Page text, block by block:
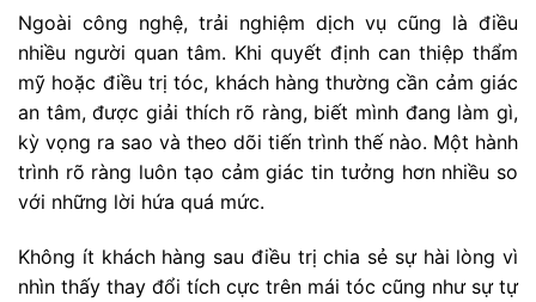
Ngoài công nghệ, trải nghiệm dịch vụ cũng là điều
nhiều người quan tâm. Khi quyết định can thiệp thẩm
mỹ hoặc điều trị tóc, khách hàng thường cần cảm giác
an tâm, được giải thích rõ ràng, biết mình đang làm gì,
kỳ vọng ra sao và theo dõi tiến trình thế nào. Một hành
trình rõ ràng luôn tạo cảm giác tin tưởng hơn nhiều so
với những lời hứa quá mức.
Không ít khách hàng sau điều trị chia sẻ sự hài lòng vì
nhìn thấy thay đổi tích cực trên mái tóc cũng như sự tự